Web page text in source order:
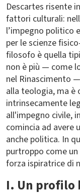
Descartes risente
fattori culturali:
l’impegno politico
per le scienze
filosofo è quella
non è più — come
nel Rinascimento
alla teologia, ma è
intrinsecamente
all'impegno civile,
comincia ad avere
anche politica. In
purtroppo come
forza ispiratrice di
I. Un profilo